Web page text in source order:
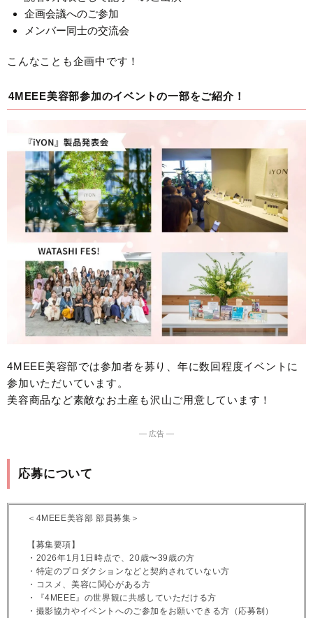
企画会議へのご参加
メンバー同士の交流会
こんなことも企画中です！
4MEEE美容部参加のイベントの一部をご紹介！
4MEEE美容部では参加者を募り、年に数回程度イベントに
参加いただいています。
美容商品など素敵なお土産も沢山ご用意しています！
― 広告 ―
応募について
＜4MEEE美容部 部員募集＞
【募集要項】
・2026年1月1日時点で、20歳〜39歳の方
・特定のプロダクションなどと契約されていない方
・コスメ、美容に関心がある方
・『4MEEE』の世界観に共感していただける方
・撮影協力やイベントへのご参加をお願いできる方（応募制）